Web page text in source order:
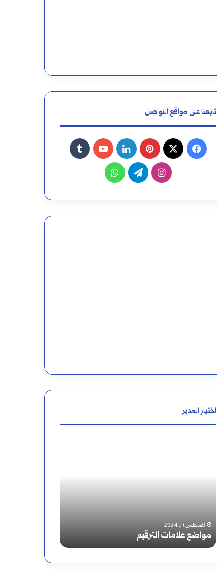
تابعنا على مواقع التواصل
فيسبوك
‫X بينتيريستلينكدإن‫YouTube
‏Tumblr
انستقرامتيلقرامواتساب
اختيار المدير
أغسطس 17, 2024
مواضع علامات الترقيم